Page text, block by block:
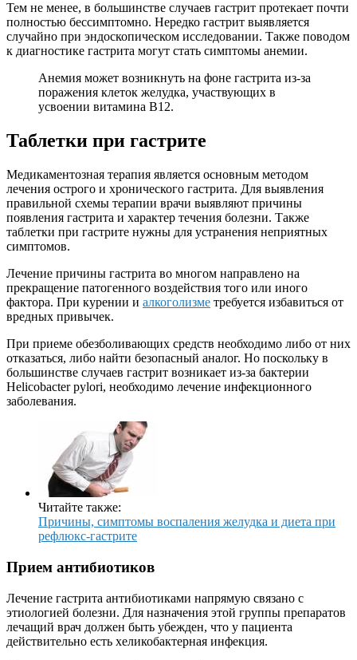
Тем не менее, в большинстве случаев гастрит протекает почти
полностью бессимптомно. Нередко гастрит выявляется
случайно при эндоскопическом исследовании. Также поводом
к диагностике гастрита могут стать симптомы анемии.
Анемия может возникнуть на фоне гастрита из-за
поражения клеток желудка, участвующих в
усвоении витамина B12.
Таблетки при гастрите
Медикаментозная терапия является основным методом
лечения острого и хронического гастрита. Для выявления
правильной схемы терапии врачи выявляют причины
появления гастрита и характер течения болезни. Также
таблетки при гастрите нужны для устранения неприятных
симптомов.
Лечение причины гастрита во многом направлено на
прекращение патогенного воздействия того или иного
фактора. При курении и алкоголизме требуется избавиться от
вредных привычек.
При приеме обезболивающих средств необходимо либо от них
отказаться, либо найти безопасный аналог. Но поскольку в
большинстве случаев гастрит возникает из-за бактерии
Helicobacter pylori, необходимо лечение инфекционного
заболевания.
Читайте также:
Причины, симптомы воспаления желудка и диета при
рефлюкс-гастрите
Прием антибиотиков
Лечение гастрита антибиотиками напрямую связано с
этиологией болезни. Для назначения этой группы препаратов
лечащий врач должен быть убежден, что у пациента
действительно есть хеликобактерная инфекция.